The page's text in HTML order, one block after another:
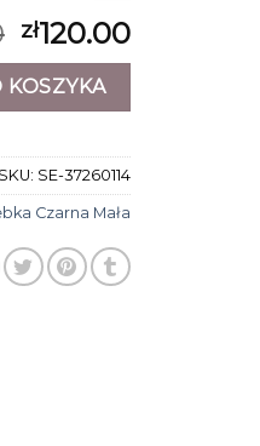
zł120.00
KOSZYKA
SKU: SE-37260114
Czarna Mała